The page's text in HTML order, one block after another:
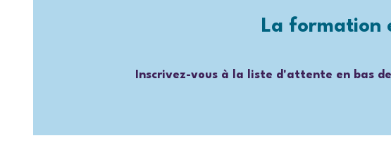
La formation
Inscrivez-vous à la liste d'attente en bas